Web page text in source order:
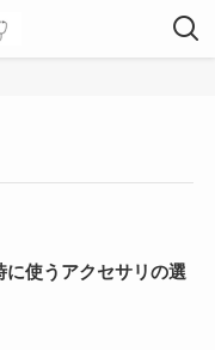
に使うアクセサリの選